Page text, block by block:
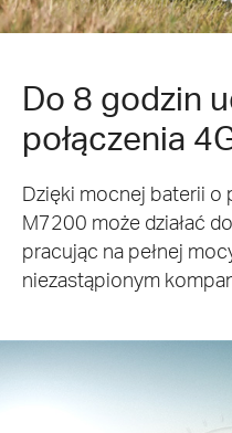
Do 8 godzin
połączenia
Dzięki mocnej baterii
M7200 może działać
pracując na pełnej
niezastąpionym